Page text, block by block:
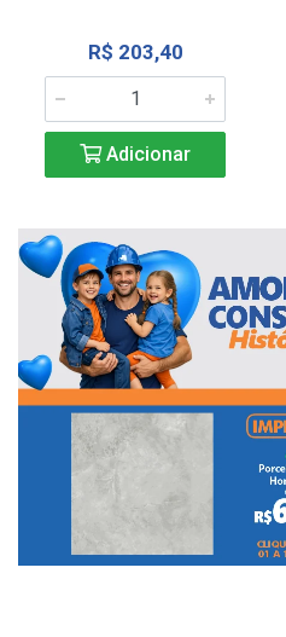
R$ 203,40
Adicionar